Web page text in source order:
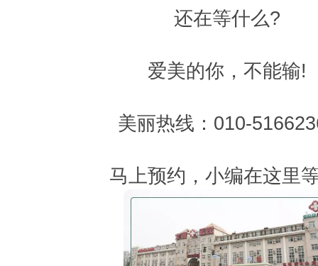
还在等什么?
爱美的你，不能输!
美丽热线：010-
马上预约，小编在这里